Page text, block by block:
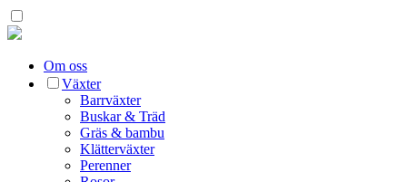
Om oss
Växter
Barrväxter
Buskar & Träd
Gräs & bambu
Klätterväxter
Perenner